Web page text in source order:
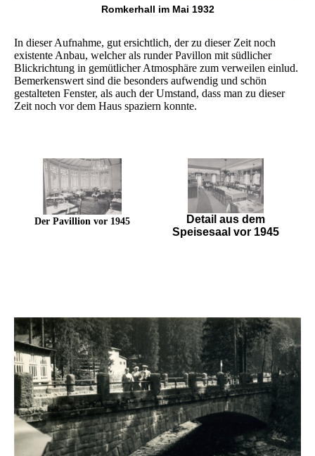
Romkerhall im Mai 1932
In dieser Aufnahme, gut ersichtlich, der zu dieser Zeit noch
existente Anbau, welcher als runder Pavillon mit südlicher
Blickrichtung in gemütlicher Atmosphäre zum verweilen einlud.
Bemerkenswert sind die besonders aufwendig und schön
gestalteten Fenster, als auch der Umstand, dass man zu dieser
Zeit noch vor dem Haus spaziern konnte.
Der Pavillion vor 1945
Detail aus dem
Speisesaal vor 1945